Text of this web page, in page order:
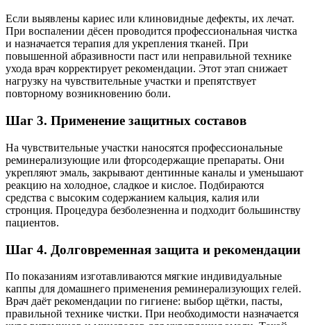
Если выявлены кариес или клиновидные дефекты, их лечат.
При воспалении дёсен проводится профессиональная чистка
и назначается терапия для укрепления тканей. При
повышенной абразивности паст или неправильной технике
ухода врач корректирует рекомендации. Этот этап снижает
нагрузку на чувствительные участки и препятствует
повторному возникновению боли.
Шаг 3. Применение защитных составов
На чувствительные участки наносятся профессиональные
реминерализующие или фторсодержащие препараты. Они
укрепляют эмаль, закрывают дентинные каналы и уменьшают
реакцию на холодное, сладкое и кислое. Подбираются
средства с высоким содержанием кальция, калия или
стронция. Процедура безболезненна и подходит большинству
пациентов.
Шаг 4. Долговременная защита и рекомендации
По показаниям изготавливаются мягкие индивидуальные
каппы для домашнего применения реминерализующих гелей.
Врач даёт рекомендации по гигиене: выбор щётки, пасты,
правильной технике чистки. При необходимости назначается